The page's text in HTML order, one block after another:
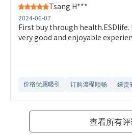
Tsang H***
2024-06-07
First buy through health.ESDlife.
very good and enjoyable
价格优惠吸引 订购流程顺畅 送货
查看所有